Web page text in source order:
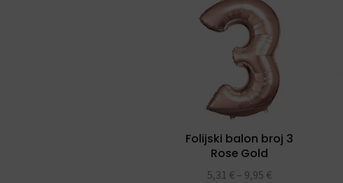
Folijski balon broj 3
Rose Gold
5,31 € – 9,95 €